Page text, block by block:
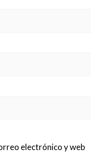
electrónico y web